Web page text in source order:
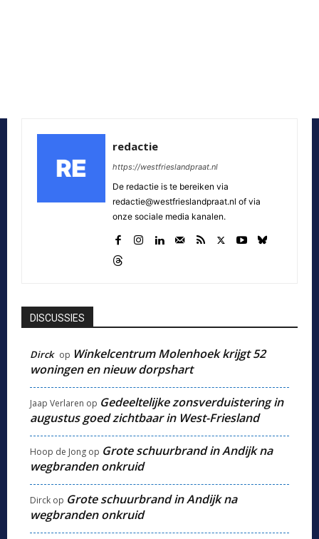
redactie
https://westfrieslandpraat.nl
De redactie is te bereiken via
redactie@westfrieslandpraat.nl of via
onze sociale media kanalen.
DISCUSSIES
Dirck op Winkelcentrum Molenhoek krijgt 52
woningen en nieuw dorpshart
Jaap Verlaren op Gedeeltelijke zonsverduistering in
augustus goed zichtbaar in West-Friesland
Hoop de Jong op Grote schuurbrand in Andijk na
wegbranden onkruid
Dirck op Grote schuurbrand in Andijk na
wegbranden onkruid